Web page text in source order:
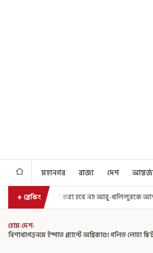
মহানগর রাজ্য দেশ
ব্রেকিং
হবে না! আবু-খলিলুরকে আশ্বস্ত করলেন মুখ্যমন্ত্রী
হোম›দেশ›
বিশাখাপত্তনমে ইস্পাত প্ল্যান্টে অগ্নিকাণ্ড! গলিত লোহা